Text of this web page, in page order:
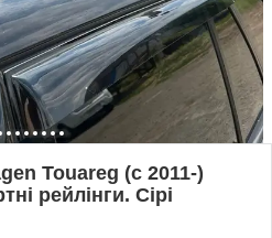
Touareg (c 2011-)
рейлінги. Сірі